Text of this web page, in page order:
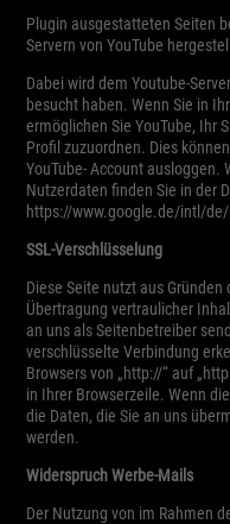
Plugin ausgestatteten Seiten
Servern von YouTube
Dabei wird dem Youtube-
besucht haben. Wenn Sie in
ermöglichen Sie YouTube, Ihr
Profil zuzuordnen. Dies
YouTube- Account
Nutzerdaten finden Sie in der
https://www.google.de/intl/
SSL-Verschlüsselung
Diese Seite nutzt aus
Übertragung vertraulicher
an uns als Seitenbetreiber
verschlüsselte Verbindung
Browsers von „http://“ auf
in Ihrer Browserzeile. Wenn
die Daten, die Sie an uns
werden.
Widerspruch Werbe-Mails
Der Nutzung von im Rahmen